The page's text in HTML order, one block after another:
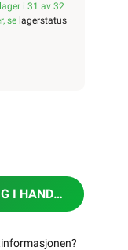
i 31 av 32
se lagerstatus
I HANDLEKURV